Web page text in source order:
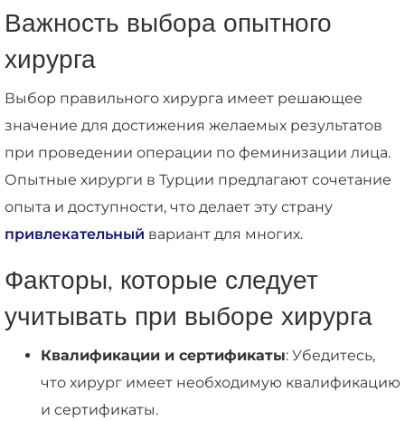
Важность выбора опытного
хирурга
Выбор правильного хирурга имеет решающее
значение для достижения желаемых результатов
при проведении операции по феминизации лица.
Опытные хирурги в Турции предлагают сочетание
опыта и доступности, что делает эту страну
привлекательный вариант для многих.
Факторы, которые следует
учитывать при выборе хирурга
Квалификации и сертификаты: Убедитесь,
что хирург имеет необходимую квалификацию
и сертификаты.